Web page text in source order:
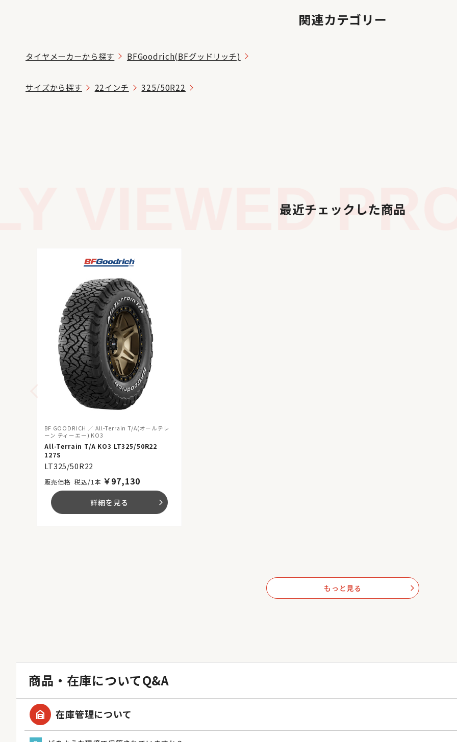
関連カテゴリー
タイヤメーカーから探す BFGoodrich(BFグッドリッチ)
サイズから探す 22インチ 325/50R22
VIEWED最近チェックした商品
BF GOODRICH
All-Terrain T/A(オールテレ
ーン ティーエー) KO3
All-Terrain T/A KO3 LT325/50R22
127S
LT325/50R22
税込/1本 ￥97,130
詳細を見る arrow_forward_ios
もっと見る arrow_forward_ios
商品・在庫についてQ&A
garage_home 在庫管理について